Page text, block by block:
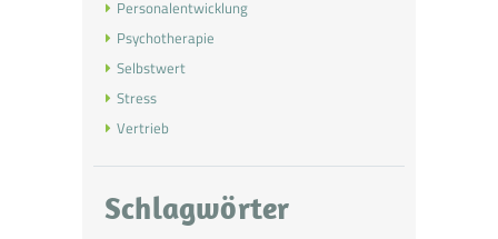
Personalentwicklung
Psychotherapie
Selbstwert
Stress
Vertrieb
Schlagwörter